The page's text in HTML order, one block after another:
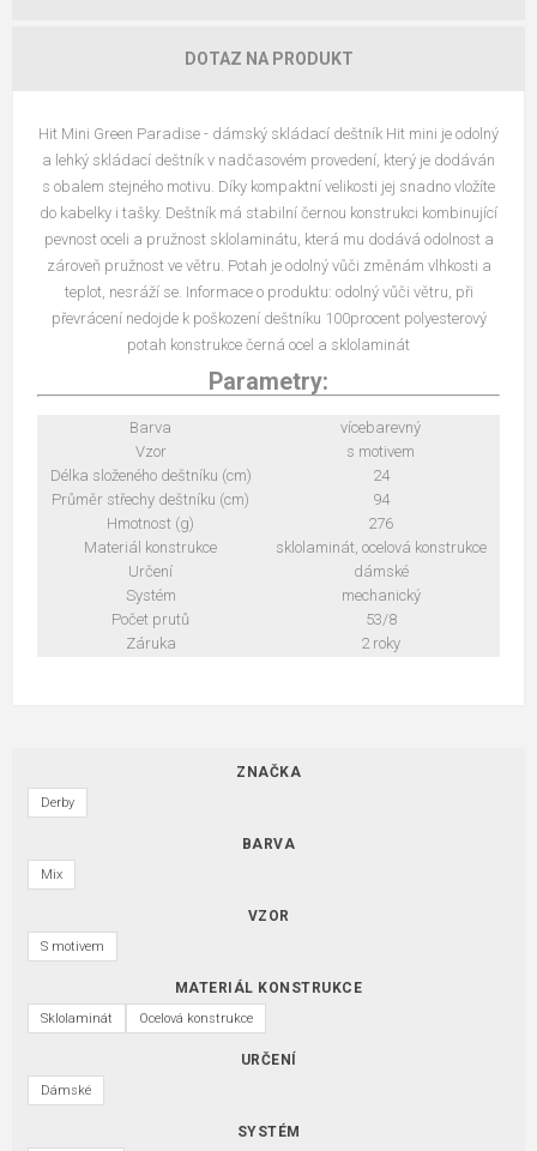
DOTAZ NA PRODUKT
Hit Mini Green Paradise - dámský skládací deštník Hit mini je odolný
a lehký skládací deštník v nadčasovém provedení, který je dodáván
s obalem stejného motivu. Díky kompaktní velikosti jej snadno vložíte
do kabelky i tašky. Deštník má stabilní černou konstrukci kombinující
pevnost oceli a pružnost sklolaminátu, která mu dodává odolnost a
zároveň pružnost ve větru. Potah je odolný vůči změnám vlhkosti a
teplot, nesráží se. Informace o produktu: odolný vůči větru, při
převrácení nedojde k poškození deštníku 100procent polyesterový
potah konstrukce černá ocel a sklolaminát
Parametry:
Barva
vícebarevný
Vzor
s motivem
Délka složeného deštníku (cm)
24
Průměr střechy deštníku (cm)
94
Hmotnost (g)
276
Materiál konstrukce
sklolaminát, ocelová konstrukce
Určení
dámské
Systém
mechanický
Počet prutů
53/8
Záruka
2 roky
ZNAČKA
Derby
BARVA
Mix
VZOR
S motivem
MATERIÁL KONSTRUKCE
Sklolaminát Ocelová konstrukce
URČENÍ
Dámské
SYSTÉM